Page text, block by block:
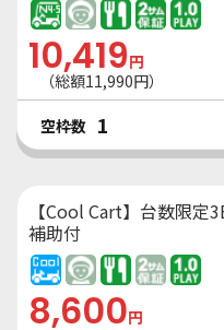
10,419円
（総額11,990円）
空枠数 1
【Cool Cart】台数限
補助付
8,600円